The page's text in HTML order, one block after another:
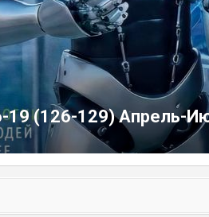
19 (126-129) Апрель-